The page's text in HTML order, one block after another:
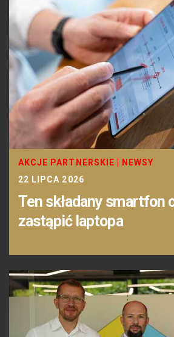
AKCJE PARTNERSKIE
NEWSY
22 LIPCA 2026
Ten składany smartfon
zastąpić laptopa